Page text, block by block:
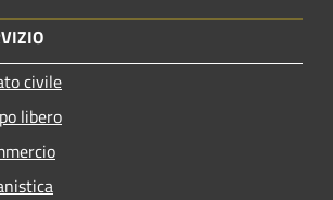
civile
libero